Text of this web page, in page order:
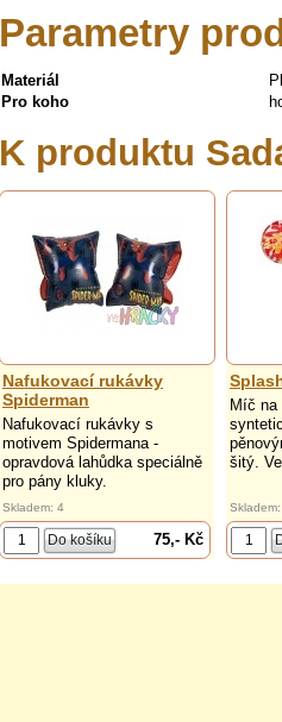
Parametry
Materiál
Pro koho
K produktu
Nafukovací rukávky
Spiderman
Nafukovací rukávky s
motivem Spidermana -
opravdová lahůdka speciálně
pro pány kluky.
Skladem: 4
75,- Kč
Míč na
šitý.